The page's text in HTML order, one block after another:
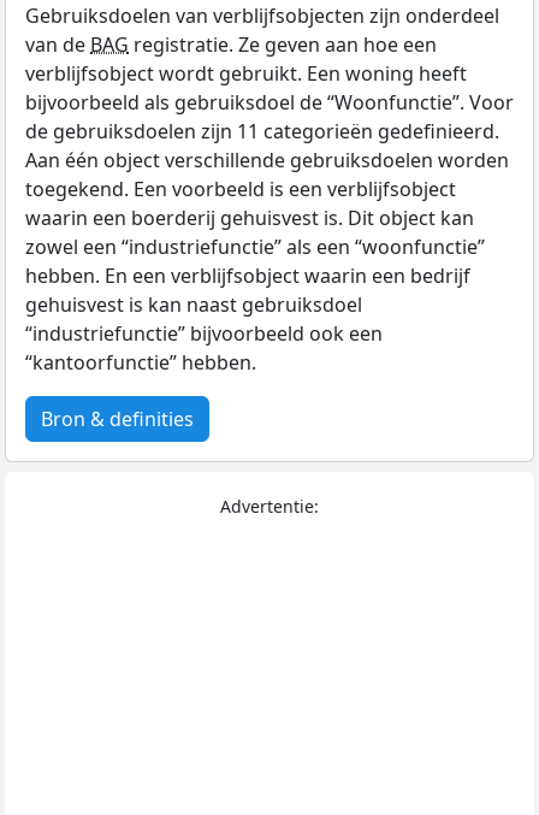
Gebruiksdoelen van verblijfsobjecten zijn onderdeel
van de BAG registratie. Ze geven aan hoe een
verblijfsobject wordt gebruikt. Een woning heeft
bijvoorbeeld als gebruiksdoel de “Woonfunctie”. Voor
de gebruiksdoelen zijn 11 categorieën gedefinieerd.
Aan één object verschillende gebruiksdoelen worden
toegekend. Een voorbeeld is een verblijfsobject
waarin een boerderij gehuisvest is. Dit object kan
zowel een “industriefunctie” als een “woonfunctie”
hebben. En een verblijfsobject waarin een bedrijf
gehuisvest is kan naast gebruiksdoel
“industriefunctie” bijvoorbeeld ook een
“kantoorfunctie” hebben.
Bron & definities
Advertentie: